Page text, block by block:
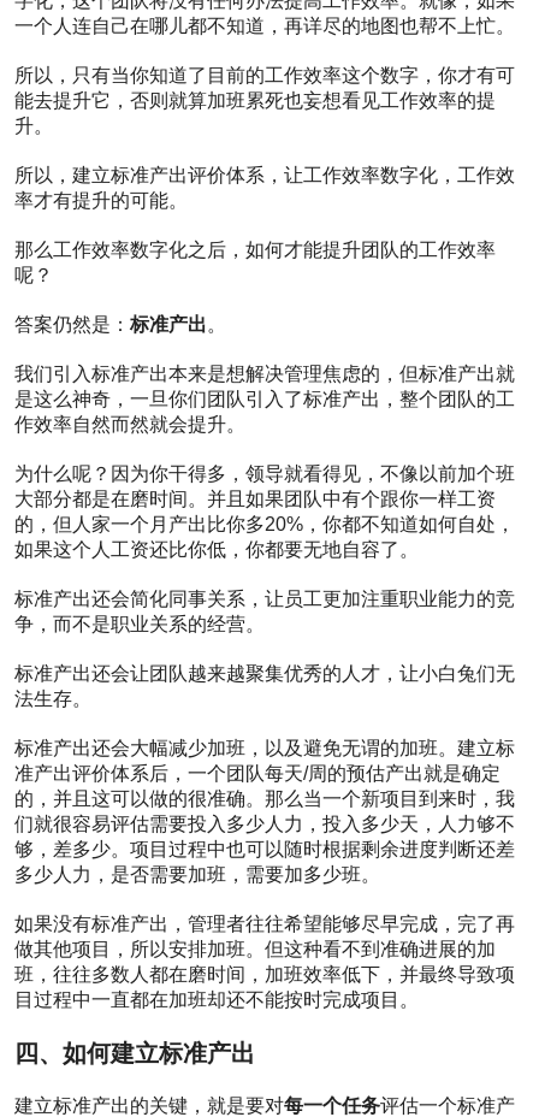
大
的
一
把
钥
匙
3236
阅读
评
论
点
0
收
藏
管理
好一
个团
队？
阅读
0
论
1
点
0
收
藏
如何
评价
一个
的管
理水
平？
3840
0
评
0
一个人连自己在哪儿都不知道，再详尽的地图也帮不上忙。
所以，只有当你知道了目前的工作效率这个数字，你才有可
能去提升它，否则就算加班累死也妄想看见工作效率的提
升。
所以，建立标准产出评价体系，让工作效率数字化，工作效
率才有提升的可能。
那么工作效率数字化之后，如何才能提升团队的工作效率
呢？
答案仍然是： 标准产出。
我们引入标准产出本来是想解决管理焦虑的，但标准产出就
是这么神奇，一旦你们团队引入了标准产出，整个团队的工
作效率自然而然就会提升。
为什么呢？因为你干得多，领导就看得见，不像以前加个班
大部分都是在磨时间。并且如果团队中有个跟你一样工资
的，但人家一个月产出比你多20%，你都不知道如何自处，
如果这个人工资还比你低，你都要无地自容了。
标准产出还会简化同事关系，让员工更加注重职业能力的竞
争，而不是职业关系的经营。
标准产出还会让团队越来越聚集优秀的人才，让小白兔们无
法生存。
标准产出还会大幅减少加班，以及避免无谓的加班。建立标
准产出评价体系后，一个团队每天/周的预估产出就是确定
的，并且这可以做的很准确。那么当一个新项目到来时，我
们就很容易评估需要投入多少人力，投入多少天，人力够不
够，差多少。项目过程中也可以随时根据剩余进度判断还差
多少人力，是否需要加班，需要加多少班。
如果没有标准产出，管理者往往希望能够尽早完成，完了再
做其他项目，所以安排加班。但这种看不到准确进展的加
班，往往多数人都在磨时间，加班效率低下，并最终导致项
目过程中一直都在加班却还不能按时完成项目。
四、如何建立标准产出
建立标准产出的关键，就是要对每一个任务评估一个标准产